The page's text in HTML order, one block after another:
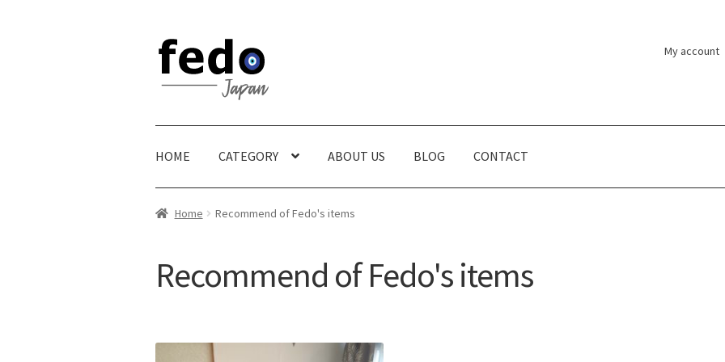
Skip
navigation
Skip
content
My account
HOME CATEGORY ABOUT US BLOG CONTACT
Home Recommend of Fedo's items
Recommend of Fedo's items